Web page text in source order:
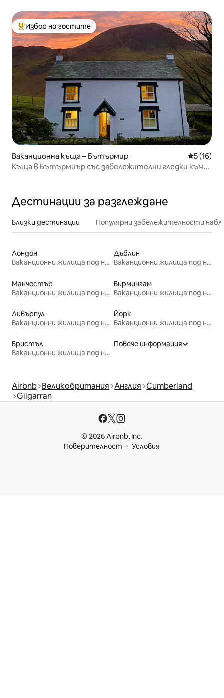
Най-популярен избор на гостите
Избор на гостите
Ваканционна къща – Бътърмир Средна
5 (16)
Къща в Бътърмиър със забележителни гледки към
Дестинации за разглеждане
Близки дестинации Популярни забележителности
Лондон
Ваканционни жилища под наем
Дъблин
Ваканционни жилища под наем
Манчестър
Ваканционни жилища под наем
Бирмингам
Ваканционни жилища под наем
Ливърпул
Ваканционни жилища под наем
Йорк
Ваканционни жилища под наем
Бристъл
Ваканционни жилища под наем
Повече информация
Airbnb Великобритания Англия Cumberland
Gilgarran
© 2026 Airbnb, Inc.
Поверителност
Условия